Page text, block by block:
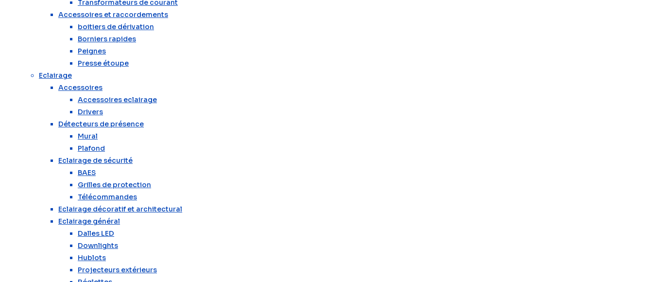
Transformateurs de courant
Accessoires et raccordements
boitiers de dérivation
Borniers rapides
Peignes
Presse étoupe
Eclairage
Accessoires
Accessoires eclairage
Drivers
Détecteurs de présence
Mural
Plafond
Eclairage de sécurité
BAES
Grilles de protection
Télécommandes
Eclairage décoratif et architectural
Eclairage général
Dalles LED
Downlights
Hublots
Projecteurs extérieurs